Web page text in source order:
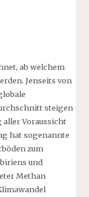
ab welchem
Jenseits von
steigen
aller Voraussicht
hat sogenannte
zum
und
Methan